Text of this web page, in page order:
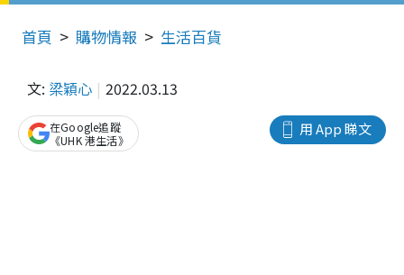
首頁 購物情報 生活百貨
文: 梁穎心 2022.03.13
用 App 睇文
在Google追蹤
《UHK 港生活》